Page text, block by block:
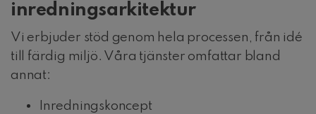
inredningsarkitektur
Vi erbjuder stöd genom hela processen, från idé
till färdig miljö. Våra tjänster omfattar bland
annat:
Inredningskoncept